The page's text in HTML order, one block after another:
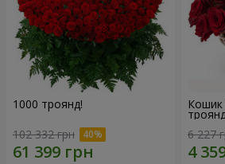
1000 троянд!
102 332 грн
Кошик
6 227